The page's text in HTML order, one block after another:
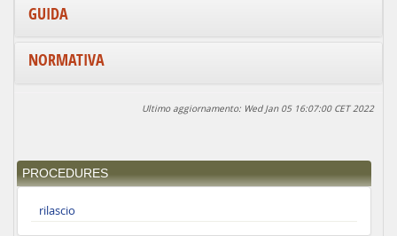
GUIDA
NORMATIVA
Ultimo aggiornamento: Wed Jan 05 16:07:00 CET 2022
PROCEDURES
rilascio